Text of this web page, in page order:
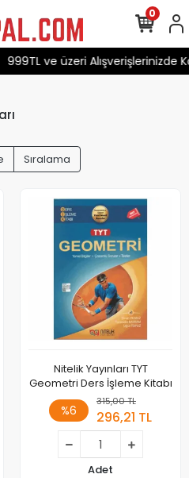
999TL ve üzeri Alışverişlerinizde
0
Sıralama
Nitelik Yayınları TYT
Geometri Ders İşleme Kitabı
%6
315,00 TL
296,21 TL
Adet